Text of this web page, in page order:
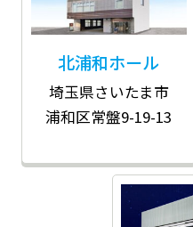
北浦和ホール
埼玉県さいたま市
浦和区常盤9-19-13